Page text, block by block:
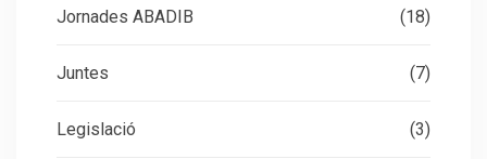
Jornades ABADIB (18)
Juntes (7)
Legislació (3)